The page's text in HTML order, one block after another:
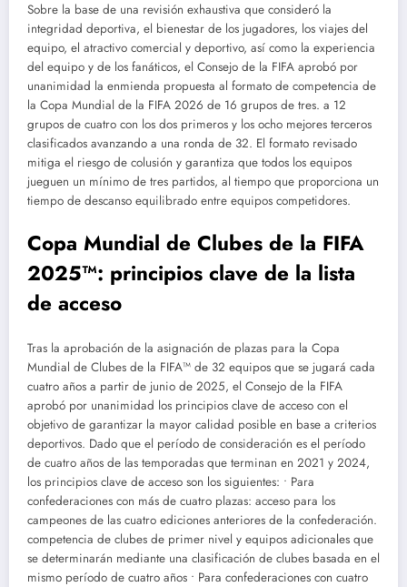
Sobre la base de una revisión exhaustiva que consideró la
integridad deportiva, el bienestar de los jugadores, los viajes del
equipo, el atractivo comercial y deportivo, así como la experiencia
del equipo y de los fanáticos, el Consejo de la FIFA aprobó por
unanimidad la enmienda propuesta al formato de competencia de
la Copa Mundial de la FIFA 2026 de 16 grupos de tres. a 12
grupos de cuatro con los dos primeros y los ocho mejores terceros
clasificados avanzando a una ronda de 32. El formato revisado
mitiga el riesgo de colusión y garantiza que todos los equipos
jueguen un mínimo de tres partidos, al tiempo que proporciona un
tiempo de descanso equilibrado entre equipos competidores.
Copa Mundial de Clubes de la FIFA
2025™: principios clave de la lista
de acceso
Tras la aprobación de la asignación de plazas para la Copa
Mundial de Clubes de la FIFA™ de 32 equipos que se jugará cada
cuatro años a partir de junio de 2025, el Consejo de la FIFA
aprobó por unanimidad los principios clave de acceso con el
objetivo de garantizar la mayor calidad posible en base a criterios
deportivos. Dado que el período de consideración es el período
de cuatro años de las temporadas que terminan en 2021 y 2024,
los principios clave de acceso son los siguientes: • Para
confederaciones con más de cuatro plazas: acceso para los
campeones de las cuatro ediciones anteriores de la confederación.
competencia de clubes de primer nivel y equipos adicionales que
se determinarán mediante una clasificación de clubes basada en el
mismo período de cuatro años • Para confederaciones con cuatro